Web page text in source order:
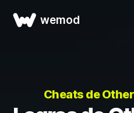
wemod
Cheats de